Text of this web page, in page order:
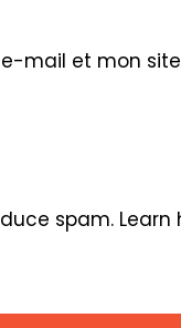
to
mail et mon
spam.